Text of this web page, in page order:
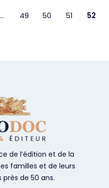
… 49 50 51
52
de l’édition et de la
familles et de leurs
de 50 ans.